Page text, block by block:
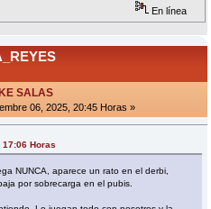
En línea
SALAS
06, 2025, 20:45 Horas »
Horas
NUNCA, aparece un rato en el derbi,
por sobrecarga en el pubis.